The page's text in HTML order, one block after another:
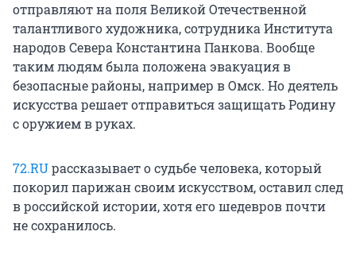
отправляют на поля Великой Отечественной
талантливого художника, сотрудника Института
народов Севера Константина Панкова. Вообще
таким людям была положена эвакуация в
безопасные районы, например в Омск. Но деятель
искусства решает отправиться защищать Родину
с оружием в руках.
72.RUрассказывает о судьбе человека, который
покорил парижан своим искусством, оставил след
в российской истории, хотя его шедевров почти
не сохранилось.